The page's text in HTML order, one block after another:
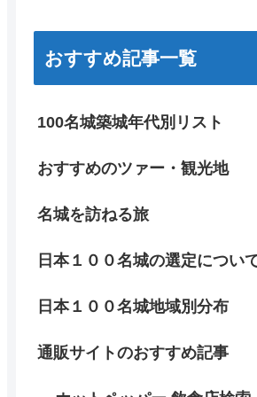
おすすめ記事一覧
100名城築城年代別リスト
おすすめのツァー・観光地
名城を訪ねる旅
日本１００名城の選定につい
日本１００名城地域別分布
通販サイトのおすすめ記事